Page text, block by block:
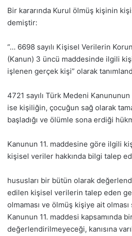
Bir kararında Kurul ölmüş kişinin
demiştir:
“… 6698 sayılı Kişisel Verilerin
(Kanun) 3 üncü maddesinde ilgili
işlenen gerçek kişi” olarak
4721 sayılı Türk Medeni
ise kişiliğin, çocuğun sağ olarak
başladığı ve ölümle sona erdiği
Kanunun 11. maddesine göre ilgili
kişisel veriler hakkında bilgi talep
hususları bir bütün olarak
edilen kişisel verilerin talep eden
olmaması ve ölmüş kişiye ait
Kanunun 11. maddesi kapsamında
değerlendirilmeyeceği, kanısına